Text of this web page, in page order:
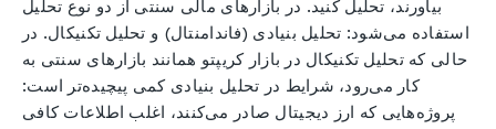
بیاورند، تحلیل کنید. در بازارهای مالی سنتی از دو نوع تحلیل
استفاده می‌شود: تحلیل بنیادی (فاندامنتال) و تحلیل تکنیکال. در
حالی که تحلیل تکنیکال در بازار کریپتو همانند بازارهای سنتی به
کار می‌رود، شرایط در تحلیل بنیادی کمی پیچیده‌تر است:
پروژه‌هایی که ارز دیجیتال صادر می‌کنند، اغلب اطلاعات کافی